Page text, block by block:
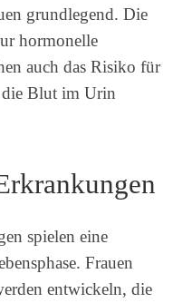
grundlegend. Die
hormonelle
auch das Risiko für
die Blut im Urin
spielen eine
Frauen
entwickeln, die